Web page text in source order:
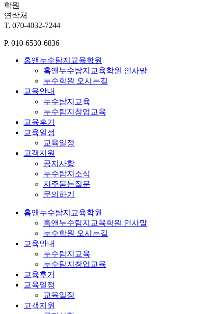
학원
연락처
T. 070-4032-7244
P. 010-6530-6836
홈앤누수탐지교육학원
홈앤누수탐지교육학원 인사말
누수학원 오시는길
교육안내
누수탐지교육
누수탐지창업교육
교육후기
교육일정
교육일정
고객지원
공지사항
누수탐지소식
자주묻는질문
문의하기
홈앤누수탐지교육학원
홈앤누수탐지교육학원 인사말
누수학원 오시는길
교육안내
누수탐지교육
누수탐지창업교육
교육후기
교육일정
교육일정
고객지원